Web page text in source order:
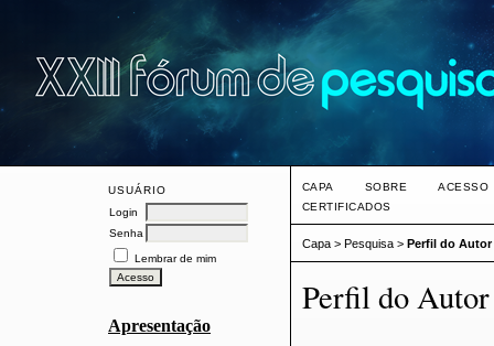
USUÁRIO
Login
Senha
Lembrar de mim
Apresentação
CAPA SOBRE
ACESSO
CERTIFICADOS
Capa> Pesquisa> Perfil do Autor
Perfil do Autor